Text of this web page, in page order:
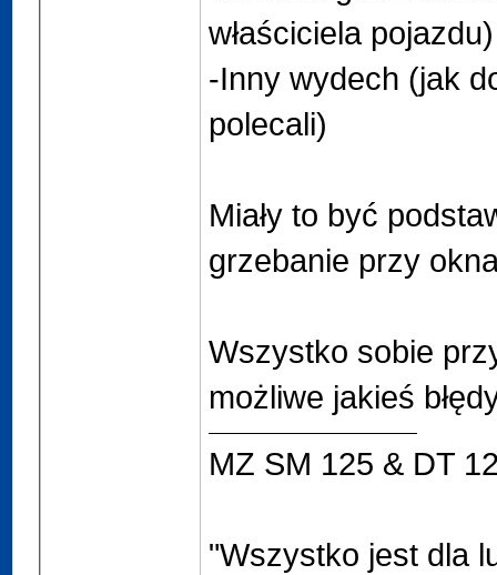
właściciela pojazdu)
-Inny wydech (jak
polecali)
Miały to być
grzebanie przy
Wszystko sobie
możliwe jakieś
MZ SM 125 & DT
"Wszystko jest dla